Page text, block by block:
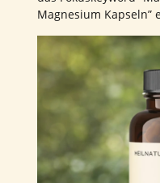
Magnesium Kapseln”